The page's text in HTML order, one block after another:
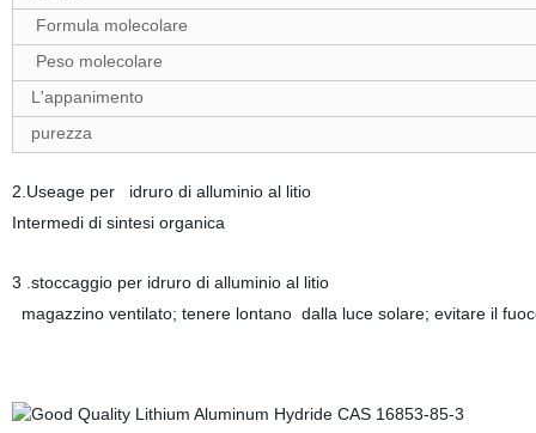
Formula molecolare
Peso molecolare
L'appanimento
purezza
2.Useage per
idruro di alluminio al litio
Intermedi di sintesi organica
3 .stoccaggio peridruro di alluminio al litio
magazzino ventilato; tenere lontano dalla luce solare; evitare il